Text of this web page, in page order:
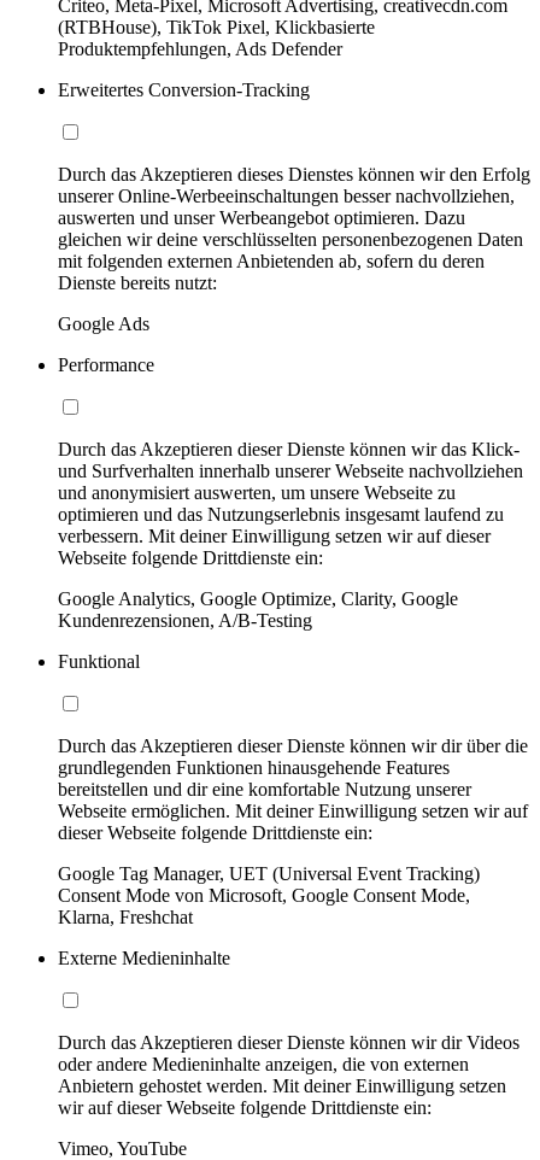
Criteo, Meta-Pixel, Microsoft Advertising, creativecdn.com
(RTBHouse), TikTok Pixel, Klickbasierte
Produktempfehlungen, Ads Defender
Erweitertes Conversion-Tracking
Durch das Akzeptieren dieses Dienstes können wir den Erfolg
unserer Online-Werbeeinschaltungen besser nachvollziehen,
auswerten und unser Werbeangebot optimieren. Dazu
gleichen wir deine verschlüsselten personenbezogenen Daten
mit folgenden externen Anbietenden ab, sofern du deren
Dienste bereits nutzt:
Google Ads
Performance
Durch das Akzeptieren dieser Dienste können wir das Klick-
und Surfverhalten innerhalb unserer Webseite nachvollziehen
und anonymisiert auswerten, um unsere Webseite zu
optimieren und das Nutzungserlebnis insgesamt laufend zu
verbessern. Mit deiner Einwilligung setzen wir auf dieser
Webseite folgende Drittdienste ein:
Google Analytics, Google Optimize, Clarity, Google
Kundenrezensionen, A/B-Testing
Funktional
Durch das Akzeptieren dieser Dienste können wir dir über die
grundlegenden Funktionen hinausgehende Features
bereitstellen und dir eine komfortable Nutzung unserer
Webseite ermöglichen. Mit deiner Einwilligung setzen wir auf
dieser Webseite folgende Drittdienste ein:
Google Tag Manager, UET (Universal Event Tracking)
Consent Mode von Microsoft, Google Consent Mode,
Klarna, Freshchat
Externe Medieninhalte
Durch das Akzeptieren dieser Dienste können wir dir Videos
oder andere Medieninhalte anzeigen, die von externen
Anbietern gehostet werden. Mit deiner Einwilligung setzen
wir auf dieser Webseite folgende Drittdienste ein:
Vimeo, YouTube